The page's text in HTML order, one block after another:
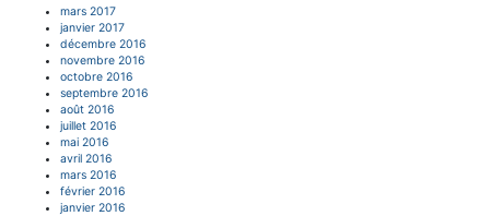
mars 2017
janvier 2017
décembre 2016
novembre 2016
octobre 2016
septembre 2016
août 2016
juillet 2016
mai 2016
avril 2016
mars 2016
février 2016
janvier 2016